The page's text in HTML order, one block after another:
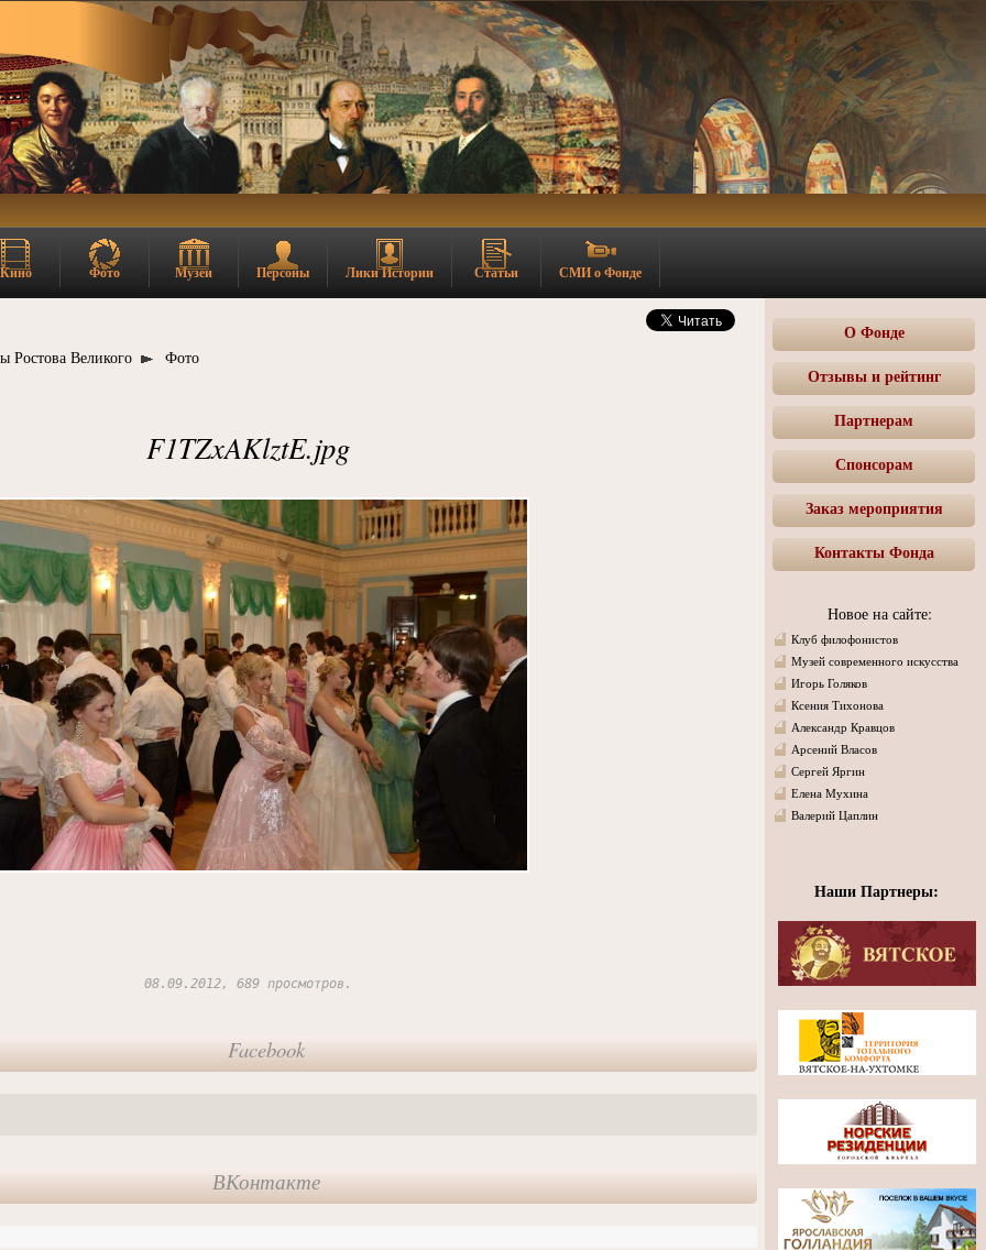
Кино Фото Музеи Персоны Лики Истории Статьи СМИ о Фонде
Ростова Великого Фото
F1TZxAKlztE.jpg
08.09.2012, 689 просмотров.
Facebook
ВКонтакте
О Фонде
Отзывы и рейтинг
Партнерам
Спонсорам
Заказ мероприятия
Контакты Фонда
Новое на сайте:
Клуб филофонистов
Музей современного искусства
Игорь Голяков
Ксения Тихонова
Александр Кравцов
Арсений Власов
Сергей Яргин
Елена Мухина
Валерий Цаплин
Наши Партнеры: